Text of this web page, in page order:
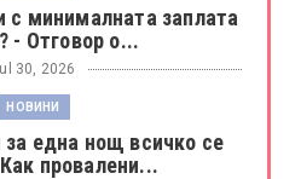
с минималната заплата
- Отговор о...
30, 2026
НОВИНИ
за една нощ всичко се
провалени...